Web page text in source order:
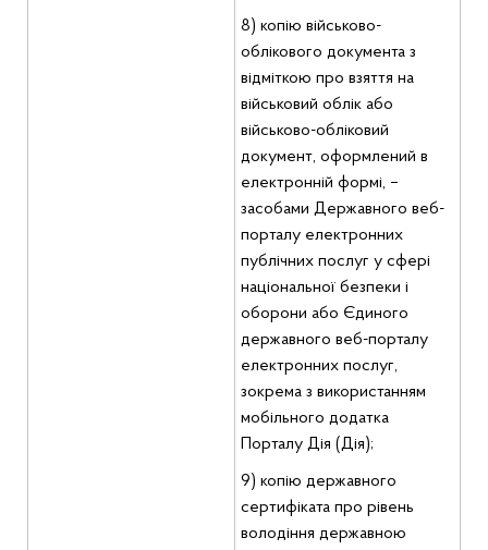
8) копію військово-
облікового документа з
відміткою про взяття на
військовий облік або
військово-обліковий
документ, оформлений в
електронній формі, –
засобами Державного веб-
порталу електронних
публічних послуг у сфері
національної безпеки і
оборони або Єдиного
державного веб-порталу
електронних послуг,
зокрема з використанням
мобільного додатка
Порталу Дія (Дія);
9) копію державного
сертифіката про рівень
володіння державною